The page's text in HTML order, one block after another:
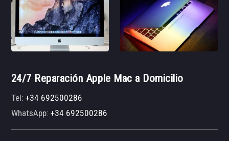
24/7 Reparación Apple Mac a Domicilio
Tel:+34 692500286
WhatsApp:+34 692500286